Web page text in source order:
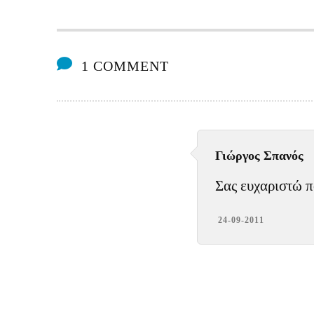
1 COMMENT
Γιώργος Σπανός
Σας ευχαριστώ
24-09-2011